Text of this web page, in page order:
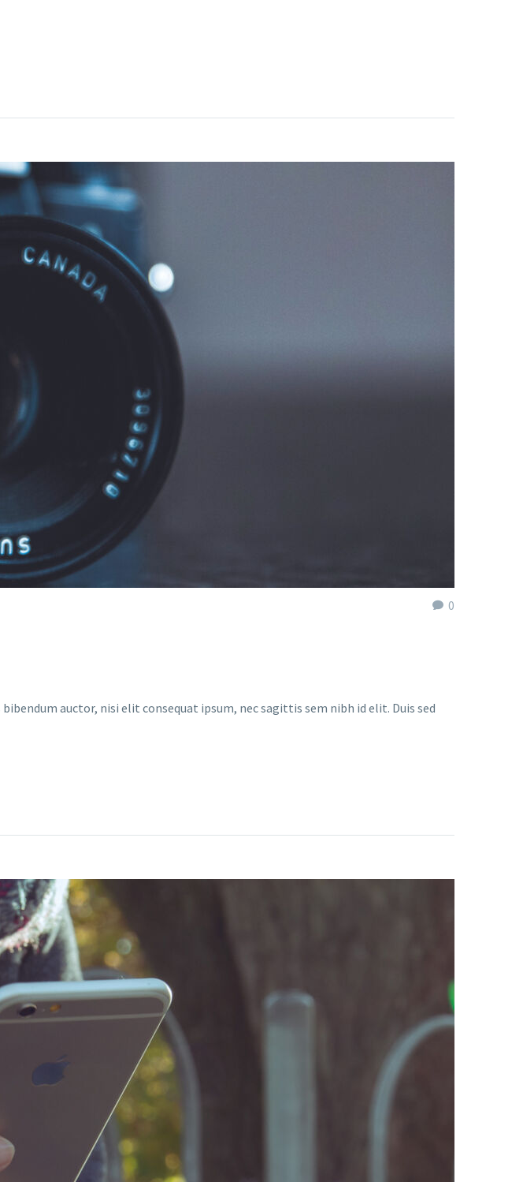
0
auctor, nisi elit consequat ipsum, nec sagittis sem nibh id elit. Duis sed